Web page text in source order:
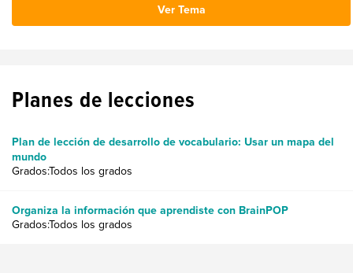
Ver Tema
Planes de lecciones
Plan de lección de desarrollo de vocabulario: Usar un mapa del
mundo
Grados:Todos los grados
Organiza la información que aprendiste con BrainPOP
Grados:Todos los grados